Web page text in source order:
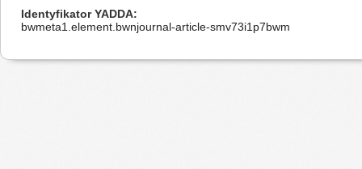
Identyfikator YADDA
bwmeta1.element.bwnjournal-article-smv73i1p7bwm